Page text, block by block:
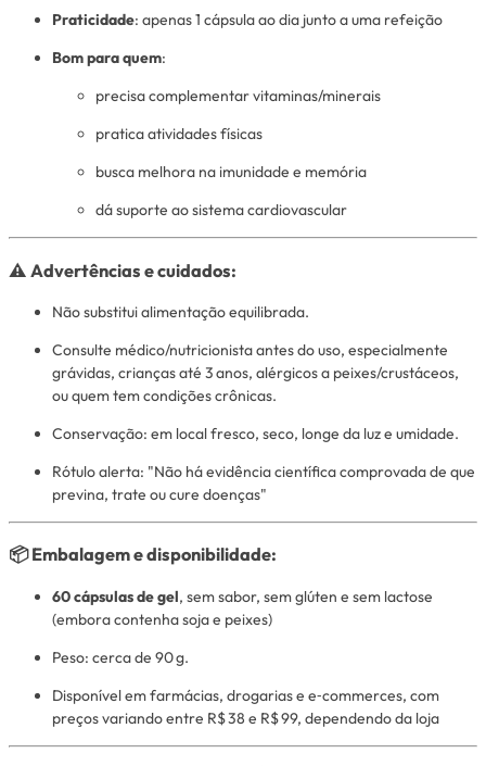
Praticidade: apenas 1 cápsula ao dia junto a uma refeição
Bom para quem:
precisa complementar vitaminas/minerais
pratica atividades físicas
busca melhora na imunidade e memória
dá suporte ao sistema cardiovascular
⚠️ Advertências e cuidados:
Não substitui alimentação equilibrada.
Consulte médico/nutricionista antes do uso, especialmente
grávidas, crianças até 3 anos, alérgicos a peixes/crustáceos,
ou quem tem condições crônicas.
Conservação: em local fresco, seco, longe da luz e umidade.
Rótulo alerta: "Não há evidência científica comprovada de que
previna, trate ou cure doenças"
📦 Embalagem e disponibilidade:
60 cápsulas de gel, sem sabor, sem glúten e sem lactose
(embora contenha soja e peixes)
Peso: cerca de 90 g.
Disponível em farmácias, drogarias e e‑commerces, com
preços variando entre R$ 38 e R$ 99, dependendo da loja